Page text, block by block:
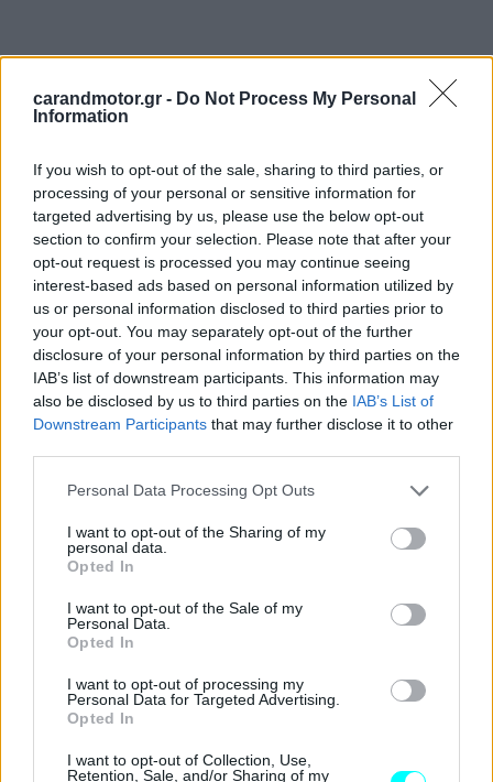
carandmotor.gr - Do Not Process My Personal
Information
If you wish to opt-out of the sale, sharing to third parties, or
processing of your personal or sensitive information for
targeted advertising by us, please use the below opt-out
section to confirm your selection. Please note that after your
opt-out request is processed you may continue seeing
interest-based ads based on personal information utilized by
us or personal information disclosed to third parties prior to
your opt-out. You may separately opt-out of the further
disclosure of your personal information by third parties on the
IAB’s list of downstream participants. This information may
also be disclosed by us to third parties on the IAB’s List of
Downstream Participants that may further disclose it to other
Please note that this website/app uses one or more Google
not limited to your visit or usage behaviour. You may click to
grant or deny consent to Google and its third-party tags to
use your data for below specified purposes in below Google
consent section.
Personal Data Processing Opt Outs
I want to opt-out of the Sharing of my
personal data.
Opted In
I want to opt-out of the Sale of my
Personal Data.
Opted In
I want to opt-out of processing my
Personal Data for Targeted Advertising.
Opted In
I want to opt-out of Collection, Use,
Retention, Sale, and/or Sharing of my
Η συγκεκριμένη τοποθέτηση θεωρείται ιδιαίτερα
σημαντική, καθώς μέχρι πρόσφατα η Ford έδειχνε να
απομακρύνεται πλήρως από τα παραδοσιακά
επιβατικά μοντέλαστην Ευρώπη,δίνοντας έμφαση
κυρίως στα SUVκαι τηνηλεκτροκίνηση: καλύπτει το
μεγάλοκενό στην αγορά παραδοσιακών hatchback
που άφησε η στροφή προς τα υπερυψωμένα αμαξώματα.